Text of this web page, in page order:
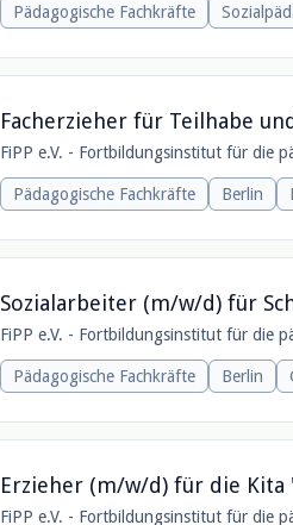
Pädagogische Fachkräfte
Facherzieher für Teilhabe
FiPP e.V. - Fortbildungsinstitut für die
Pädagogische Fachkräfte Berlin
Sozialarbeiter (m/w/d) für
FiPP e.V. - Fortbildungsinstitut für die
Pädagogische Fachkräfte Berlin
Erzieher (m/w/d) für die
FiPP e.V. - Fortbildungsinstitut für die